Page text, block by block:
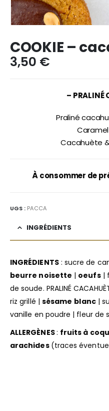
COOKIE –
3,50 €
– PRALINÉ
Praliné
Cacahuète
À consommer de
UGS : PACCA
INGRÉDIENTS
INGRÉDIENTS: sucre de
beurre noisette | oeufs|
de soude. PRALINÉ
riz grillé | sésame blanc|
vanille en poudre | fleur de
ALLERGÈNES: fruits à
arachides (traces